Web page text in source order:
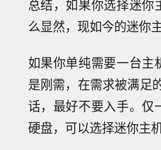
总结，如果你选择迷你
么显然，现如今的迷你
如果你单纯需要一台主
是刚需，在需求被满足
话，最好不要入手。仅
硬盘，可以选择迷你主